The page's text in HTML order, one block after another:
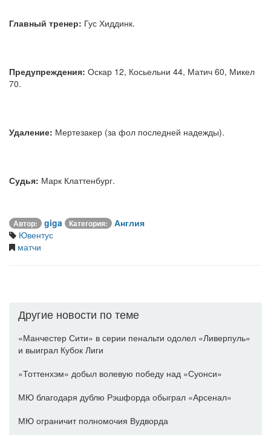
Главный тренер: Гус Хиддинк.
Предупреждения: Оскар 12, Косьельни 44, Матич 60, Микел
70.
Удаление: Мертезакер (за фол последней надежды).
Судья: Марк Клаттенбург.
Автор: giga Категория:
Англия
Ювентус
матчи
Другие новости по теме
«Манчестер Сити» в серии пенальти одолел «Ливерпуль»
и выиграл Кубок Лиги
«Тоттенхэм» добыл волевую победу над «Суонси»
МЮ благодаря дублю Рэшфорда обыграл «Арсенал»
МЮ ограничит полномочия Вудворда